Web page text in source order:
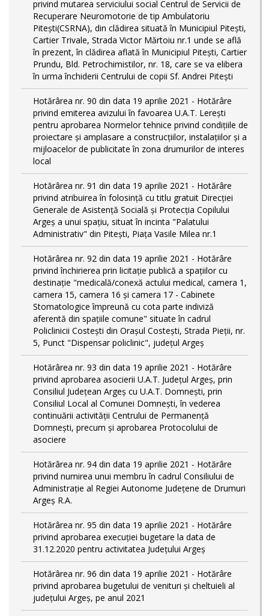
privind mutarea serviciului social Centrul de Servicii de
Recuperare Neuromotorie de tip Ambulatoriu
Pitești(CSRNA), din clădirea situată în Municipiul Pitești,
Cartier Trivale, Strada Victor Mărtoiu nr.1 unde se află
în prezent, în clădirea aflată în Municipiul Pitești, Cartier
Prundu, Bld. Petrochimistilor, nr. 18, care se va elibera
în urma închiderii Centrului de copii Sf. Andrei Pitești
Hotărârea nr. 90 din data 19 aprilie 2021 - Hotărâre
privind emiterea avizului în favoarea U.A.T. Lerești
pentru aprobarea Normelor tehnice privind condiţiile de
proiectare şi amplasare a construcţiilor, instalaţiilor şi a
mijloacelor de publicitate în zona drumurilor de interes
local
Hotărârea nr. 91 din data 19 aprilie 2021 - Hotărâre
privind atribuirea în folosință cu titlu gratuit Direcției
Generale de Asistență Socială și Protecția Copilului
Argeș a unui spațiu, situat în incinta "Palatului
Administrativ" din Pitești, Piața Vasile Milea nr.1
Hotărârea nr. 92 din data 19 aprilie 2021 - Hotărâre
privind închirierea prin licitație publică a spațiilor cu
destinație "medicală/conexă actului medical, camera 1,
camera 15, camera 16 și camera 17 - Cabinete
Stomatologice împreună cu cota parte indiviză
aferentă din spațiile comune" situate în cadrul
Policlinicii Costești din Orașul Costești, Strada Pieții, nr.
5, Punct "Dispensar policlinic", județul Argeș
Hotărârea nr. 93 din data 19 aprilie 2021 - Hotărâre
privind aprobarea asocierii U.A.T. Județul Argeș, prin
Consiliul Județean Argeș cu U.A.T. Domnești, prin
Consiliul Local al Comunei Domnești, în vederea
continuării activității Centrului de Permanență
Domnești, precum și aprobarea Protocolului de
asociere
Hotărârea nr. 94 din data 19 aprilie 2021 - Hotărâre
privind numirea unui membru în cadrul Consiliului de
Administrație al Regiei Autonome Județene de Drumuri
Argeș R.A.
Hotărârea nr. 95 din data 19 aprilie 2021 - Hotărâre
privind aprobarea execuției bugetare la data de
31.12.2020 pentru activitatea Județului Argeș
Hotărârea nr. 96 din data 19 aprilie 2021 - Hotărâre
privind aprobarea bugetului de venituri și cheltuieli al
județului Argeș, pe anul 2021